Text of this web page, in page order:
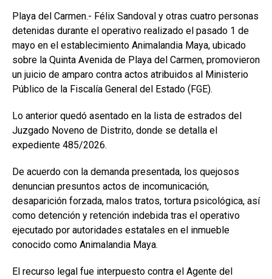
Playa del Carmen.- Félix Sandoval y otras cuatro personas
detenidas durante el operativo realizado el pasado 1 de
mayo en el establecimiento Animalandia Maya, ubicado
sobre la Quinta Avenida de Playa del Carmen, promovieron
un juicio de amparo contra actos atribuidos al Ministerio
Público de la Fiscalía General del Estado (FGE).
Lo anterior quedó asentado en la lista de estrados del
Juzgado Noveno de Distrito, donde se detalla el
expediente 485/2026.
De acuerdo con la demanda presentada, los quejosos
denuncian presuntos actos de incomunicación,
desaparición forzada, malos tratos, tortura psicológica, así
como detención y retención indebida tras el operativo
ejecutado por autoridades estatales en el inmueble
conocido como Animalandia Maya.
El recurso legal fue interpuesto contra el Agente del